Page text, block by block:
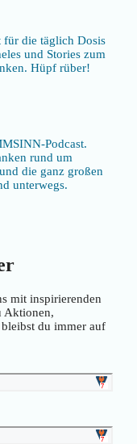
für die täglich Dosis
und Stories zum
Hüpf rüber!
Podcast.
rund um
die ganz großen
unterwegs.
mit inspirierenden
Aktionen,
du immer auf